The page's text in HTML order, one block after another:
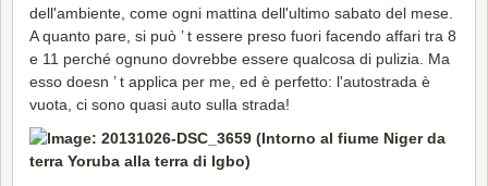
dell'ambiente, come ogni mattina dell'ultimo sabato del mese.
A quanto pare, si può ’ t essere preso fuori facendo affari tra 8
e 11 perché ognuno dovrebbe essere qualcosa di pulizia. Ma
esso doesn ’ t applica per me, ed è perfetto: l'autostrada è
vuota, ci sono quasi auto sulla strada!